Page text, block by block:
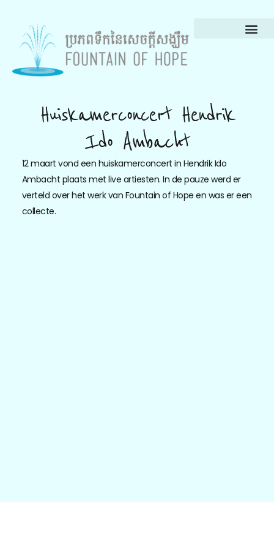
Huiskamerconcert Hendrik
Ido Ambacht
12 maart vond een huiskamerconcert in Hendrik Ido
Ambacht plaats met live artiesten. In de pauze werd er
verteld over het werk van Fountain of Hope en was er een
collecte.